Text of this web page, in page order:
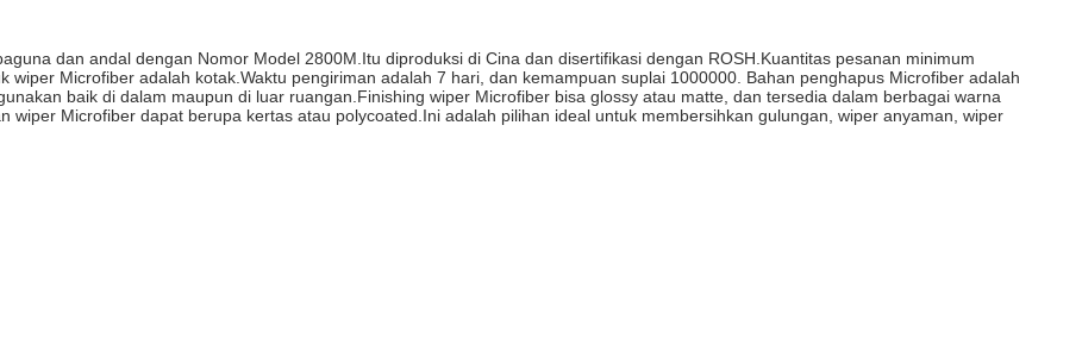
dan andal dengan Nomor Model 2800M.Itu diproduksi di Cina dan disertifikasi dengan ROSH.Kuantitas pesanan minimum
Microfiber adalah kotak.Waktu pengiriman adalah 7 hari, dan kemampuan suplai 1000000. Bahan penghapus Microfiber adalah
baik di dalam maupun di luar ruangan.Finishing wiper Microfiber bisa glossy atau matte, dan tersedia dalam berbagai warna
wiper Microfiber dapat berupa kertas atau polycoated.Ini adalah pilihan ideal untuk membersihkan gulungan, wiper anyaman, wiper